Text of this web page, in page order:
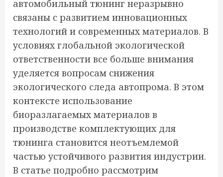
автомобильный тюнинг неразрывно
связаны с развитием инновационных
технологий и современных материалов. В
условиях глобальной экологической
ответственности все больше внимания
уделяется вопросам снижения
экологического следа автопрома. В этом
контексте использование
биоразлагаемых материалов в
производстве комплектующих для
тюнинга становится неотъемлемой
частью устойчивого развития индустрии.
В статье подробно рассмотрим